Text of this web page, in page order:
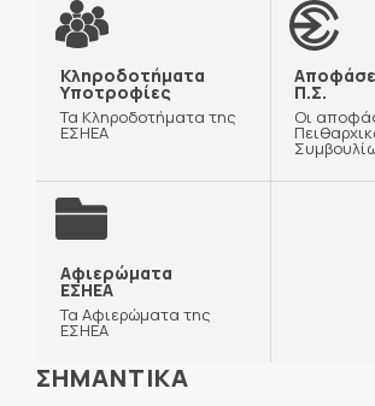
Κληροδοτήματα
Υποτροφίες
Τα Κληροδοτήματα της
ΕΣΗΕΑ
Π.Σ.
Οι
Αφιερώματα
ΕΣΗΕΑ
Τα Αφιερώματα της
ΕΣΗΕΑ
ΣΗΜΑΝΤΙΚΑ